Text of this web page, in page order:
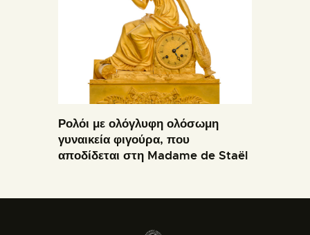
Ρολόι με ολόγλυφη ολόσωμη
γυναικεία φιγούρα, που
αποδίδεται στη Madame de Staël